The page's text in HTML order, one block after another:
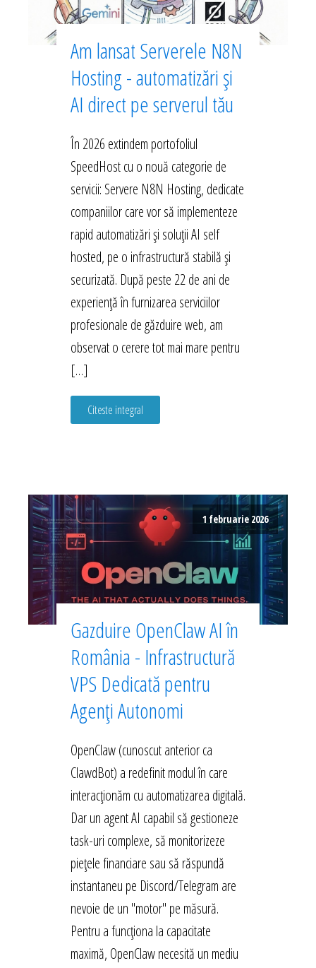
Am lansat Serverele N8N
Hosting - automatizări și
AI direct pe serverul tău
În 2026 extindem portofoliul
SpeedHost cu o nouă categorie de
servicii: Servere N8N Hosting, dedicate
companiilor care vor să implementeze
rapid automatizări și soluții AI self
hosted, pe o infrastructură stabilă și
securizată. După peste 22 de ani de
experiență în furnizarea serviciilor
profesionale de găzduire web, am
observat o cerere tot mai mare pentru
[…]
Citeste integral
1 februarie 2026
Gazduire OpenClaw AI în
România - Infrastructură
VPS Dedicată pentru
Agenți Autonomi
OpenClaw (cunoscut anterior ca
ClawdBot) a redefinit modul în care
interacționăm cu automatizarea digitală.
Dar un agent AI capabil să gestioneze
task-uri complexe, să monitorizeze
piețele financiare sau să răspundă
instantaneu pe Discord/Telegram are
nevoie de un "motor" pe măsură.
Pentru a funcționa la capacitate
maximă, OpenClaw necesită un mediu